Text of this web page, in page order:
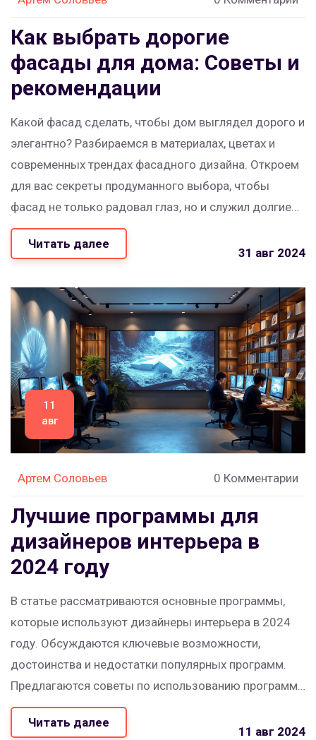
Как выбрать дорогие
фасады для дома: Советы и
рекомендации
Какой фасад сделать, чтобы дом выглядел дорого и
элегантно? Разбираемся в материалах, цветах и
современных трендах фасадного дизайна. Откроем
для вас секреты продуманного выбора, чтобы
фасад не только радовал глаз, но и служил долгие
годы.
Читать далее
31 авг 2024
11
авг
Артем Соловьев 0 Комментарии
Лучшие программы для
дизайнеров интерьера в
2024 году
В статье рассматриваются основные программы,
которые используют дизайнеры интерьера в 2024
году. Обсуждаются ключевые возможности,
достоинства и недостатки популярных программ.
Предлагаются советы по использованию программ
для создания идеальных пространственных
решений. В статье найдут полезную информацию
Читать далее
11 авг 2024